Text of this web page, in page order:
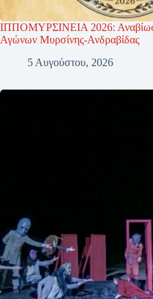
ΙΠΠΟΜΥΡΣΙΝΕΙΑ 2026:
Αγώνων Μυρσίνης-Ανδραβίδας
5 Αυγούστου, 2026